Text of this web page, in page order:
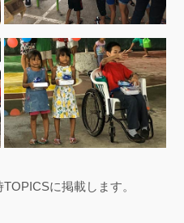
に掲載します。